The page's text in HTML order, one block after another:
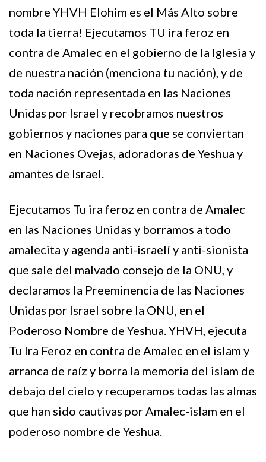
nombre YHVH Elohim es el Más Alto sobre
toda la tierra! Ejecutamos TU ira feroz en
contra de Amalec en el gobierno de la Iglesia y
de nuestra nación (menciona tu nación), y de
toda nación representada en las Naciones
Unidas por Israel y recobramos nuestros
gobiernos y naciones para que se conviertan
en Naciones Ovejas, adoradoras de Yeshua y
amantes de Israel.
Ejecutamos Tu ira feroz en contra de Amalec
en las Naciones Unidas y borramos a todo
amalecita y agenda anti-israelí y anti-sionista
que sale del malvado consejo de la ONU, y
declaramos la Preeminencia de las Naciones
Unidas por Israel sobre la ONU, en el
Poderoso Nombre de Yeshua. YHVH, ejecuta
Tu Ira Feroz en contra de Amalec en el islam y
arranca de raíz y borra la memoria del islam de
debajo del cielo y recuperamos todas las almas
que han sido cautivas por Amalec-islam en el
poderoso nombre de Yeshua.